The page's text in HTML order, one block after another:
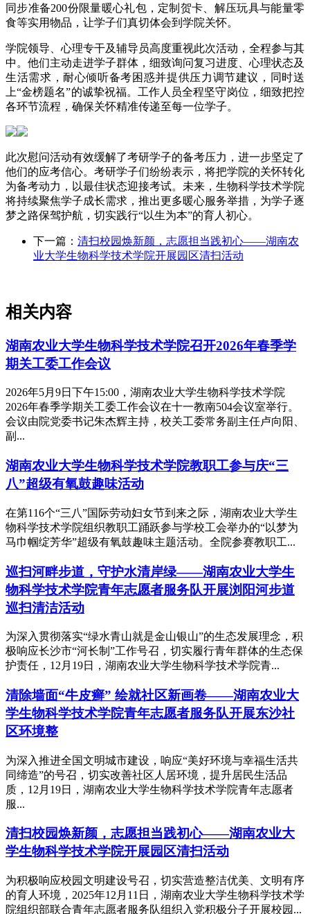
同步准备200份限量暖心礼包，定制贺卡、解压玩具与能量零
食等实用物品，让学子们真切体会到学院关怀。
学院领导、心理专干及辅导员高度重视此次活动，全程参与其
中。他们主动走进学子群体，细致询问复习进度、心理状态及
生活需求，耐心倾听备考困惑并提供压力调节建议，同时送
上“金榜题名”的诚挚祝福。工作人员全程坚守岗位，细致把控
各环节流程，确保关怀精准传递至每一位学子。
此次慰问活动有效缓解了考研学子的备考压力，进一步坚定了
他们的应考信心。考研学子们纷纷表示，将把学院的关怀转化
为备考动力，以最佳状态迎接考试。未来，生物科学技术学院
将持续聚焦学子成长需求，推出更多暖心服务举措，为学子逐
梦之路保驾护航，切实践行“以生为本”的育人初心。
下一篇： 清扫校园焕新颜，志愿担当践初心——湖南农
业大学生物科学技术学院开展园区清扫活动
相关内容
湖南农业大学生物科学技术学院召开2026年春季学
期关工委工作会议
2026年5月9日下午15:00，湖南农业大学生物科学技术学院
2026年春季学期关工委工作会议在十一教南504会议室举行。
会议由院党委书记朱杰辉主持，校关工委常务副主任卢向阳、
副...
湖南农业大学生物科学技术学院教职工参与庆“三
八”超级有氧鼓趣味活动
在第116个“三八”国际劳动妇女节到来之际，湖南农业大学生
物科学技术学院组织教职工踊跃参与学校工会举办的“以梦为
马巾帼绽芳华”超级有氧鼓趣味主题活动。全院参赛教职工...
巡扫河畔步道，守护水清岸绿——湖南农业大学生
物科学技术学院青年志愿者服务队开展浏阳河步道
巡扫清洁活动
为深入贯彻落实“绿水青山就是金山银山”的生态发展理念，积
极响应长沙市“河长制”工作号召，切实履行青年群体的生态保
护责任，12月19日，湖南农业大学生物科学技术学院青...
清除墙面“牛皮癣” 绘就社区新画卷——湖南农业大
学生物科学技术学院青年志愿者服务队开展东沙社
区环境整
为深入推进全国文明城市建设，响应“美好环境与幸福生活共
同缔造”的号召，切实改善社区人居环境，提升居民生活品
质，12月19日，湖南农业大学生物科学技术学院青年志愿者
服...
清扫校园焕新颜，志愿担当践初心——湖南农业大
学生物科学技术学院开展园区清扫活动
为积极响应校园文明建设号召，切实营造整洁优美、文明有序
的育人环境，2025年12月11日，湖南农业大学生物科学技术学
院组织部联合青年志愿者服务队组织入党积极分子开展校园...